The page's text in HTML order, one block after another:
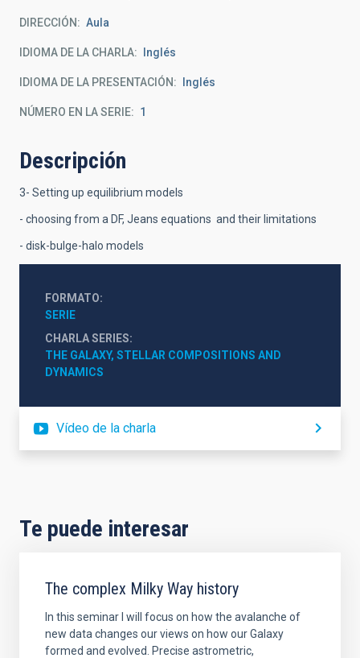
DIRECCIÓN Aula
IDIOMA DE LA CHARLA Inglés
IDIOMA DE LA PRESENTACIÓN Inglés
NÚMERO EN LA SERIE 1
Descripción
3- Setting up equilibrium models
- choosing from a DF, Jeans equations and their limitations
- disk-bulge-halo models
FORMATO
SERIE
CHARLA SERIES
THE GALAXY, STELLAR COMPOSITIONS AND
DYNAMICS
Vídeo de la charla
Te puede interesar
The complex Milky Way history
In this seminar I will focus on how the avalanche of
new data changes our views on how our Galaxy
formed and evolved. Precise astrometric,